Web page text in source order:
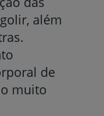
além
de
muito